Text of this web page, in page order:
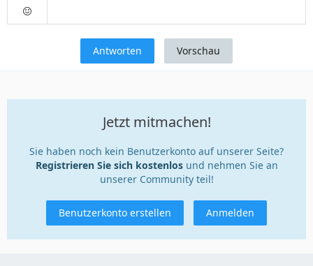
Antworten Vorschau
Jetzt mitmachen!
Sie haben noch kein Benutzerkonto auf unserer Seite?
Registrieren Sie sich kostenlosund nehmen Sie an
unserer Community teil!
Benutzerkonto erstellen Anmelden